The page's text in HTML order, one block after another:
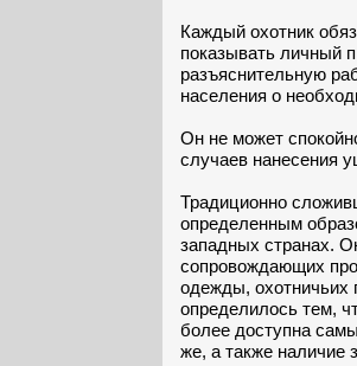
Каждый охотник
показывать личный
разъяснительную
населения о
Он не может
случаев нанесения
Традиционно
определенным
западных странах.
сопровождающих
одежды, охотничьих
определилось тем,
более доступна
же, а также наличие